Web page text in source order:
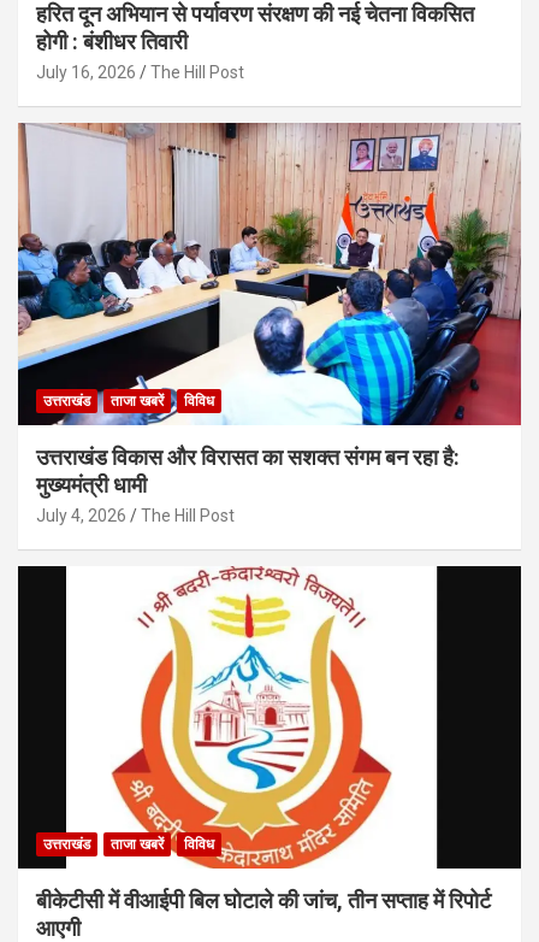
हरित दून अभियान से पर्यावरण संरक्षण की नई चेतना विकसित
होगी : बंशीधर तिवारी
July 16, 2026 The Hill Post
उत्तराखंड ताजा खबरें विविध
उत्तराखंड विकास और विरासत का सशक्त संगम बन रहा है:
मुख्यमंत्री धामी
July 4, 2026 The Hill Post
उत्तराखंड ताजा खबरें विविध
बीकेटीसी में वीआईपी बिल घोटाले की जांच, तीन सप्ताह में रिपोर्ट
आएगी